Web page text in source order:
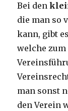
Bei den
die man so
kann, gibt
welche zum
man sonst
den Verein